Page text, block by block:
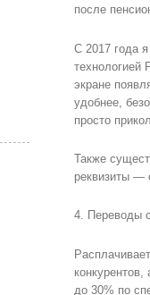
после
С 2017 года
технологией
экране
удобнее,
просто
Также
реквизиты —
4. Переводы
до 30% по